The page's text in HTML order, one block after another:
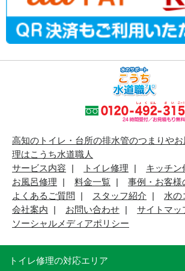
高知のトイレ・台所の排水管のつまりや
理はこうち水道職人
サービス内容
トイレ修理
キッチン
お風呂修理
料金一覧
事例・お客様
よくあるご質問
スタッフ紹介
水の
会社案内
お問い合わせ
サイトマッ
ソーシャルメディアポリシー
トイレ修理の対応エリア